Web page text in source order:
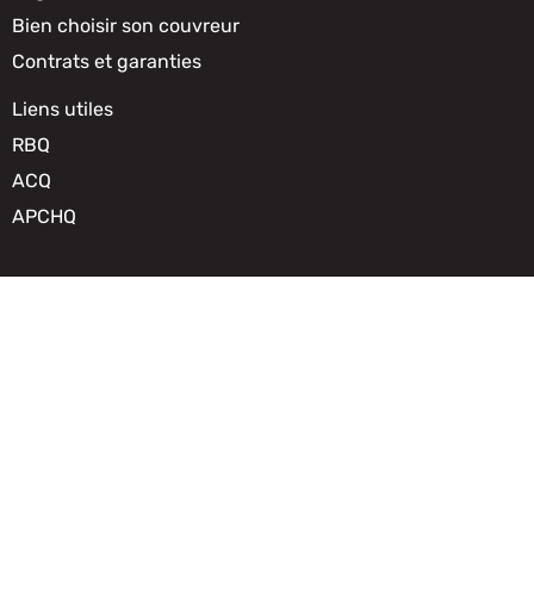
Bien choisir son couvreur
Contrats et garanties
Liens utiles
RBQ
ACQ
APCHQ